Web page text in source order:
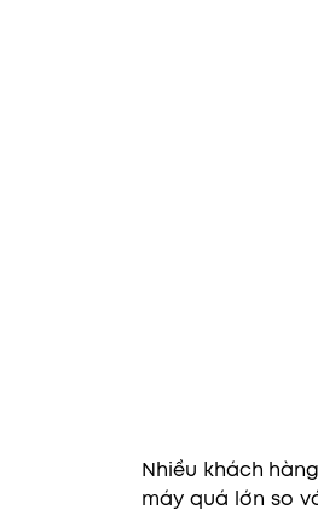
Nhiều khách
máy quá lớn so